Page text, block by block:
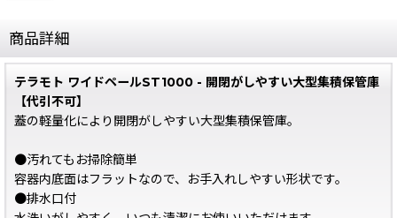
商品詳細
テラモト ワイドペールST1000 - 開閉がしやすい大型集積保管庫
【代引不可】
蓋の軽量化により開閉がしやすい大型集積保管庫。
●汚れてもお掃除簡単
容器内底面はフラットなので、お手入れしやすい形状です。
●排水口付